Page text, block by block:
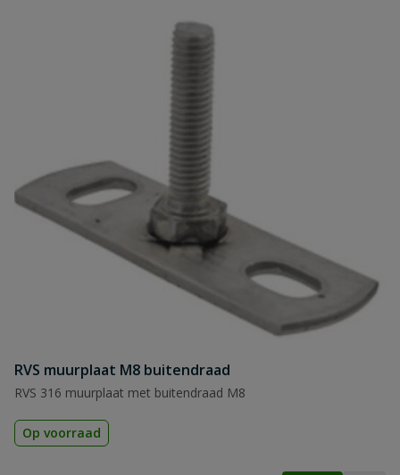
RVS muurplaat M8 buitendraad
RVS 316 muurplaat met buitendraad M8
Op voorraad